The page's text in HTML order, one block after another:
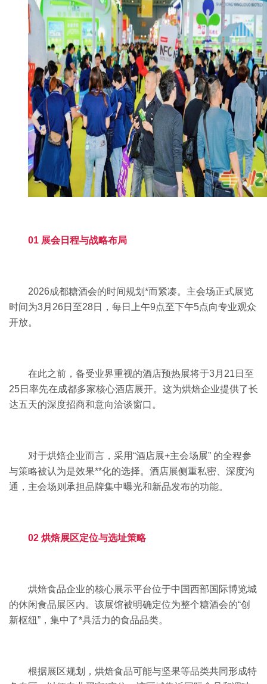
01 展会日程与战略布局
2026成都糖酒会的时间规划*而紧凑。主会场正式展览
时间为3月26日至28日，每日上午9点至下午5点向专业观众
开放。
在此之前，备受业界重视的酒店预热展将于3月21日至
25日率先在成都多家核心酒店展开。这为烘焙企业提供了长
达五天的深度招商和意向洽谈窗口。
对于烘焙企业而言，采用“酒店展+主会场展” 的全程参
与策略被认为是效果**化的选择。酒店展侧重私密、深度沟
通，主会场则承担品牌集中曝光和新品发布的功能。
02 烘焙展区定位与选址策略
烘焙食品企业的核心展示平台位于中国西部国际博览城
的休闲食品展区内。该展馆被明确定位为整个糖酒会的“创
新枢纽”，集中了*具活力的食品品类。
根据展区规划，烘焙食品可能与坚果等品类共同形成特